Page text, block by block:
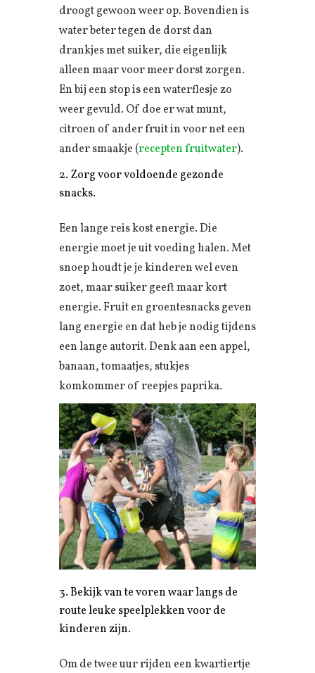
droogt gewoon weer op. Bovendien is
water beter tegen de dorst dan
drankjes met suiker, die eigenlijk
alleen maar voor meer dorst zorgen.
En bij een stop is een waterflesje zo
weer gevuld. Of doe er wat munt,
citroen of ander fruit in voor net een
ander smaakje (recepten fruitwater).
Zorg voor voldoende gezonde
snacks.
Een lange reis kost energie. Die
energie moet je uit voeding halen. Met
snoep houdt je je kinderen wel even
zoet, maar suiker geeft maar kort
energie. Fruit en groentesnacks geven
lang energie en dat heb je nodig tijdens
een lange autorit. Denk aan een appel,
banaan, tomaatjes, stukjes
komkommer of reepjes paprika.
Bekijk van te voren waar langs de
route leuke speelplekken voor de
kinderen zijn.
Om de twee uur rijden een kwartiertje